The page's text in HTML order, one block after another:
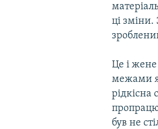
ці
Це і
межами
рідкісна
був не